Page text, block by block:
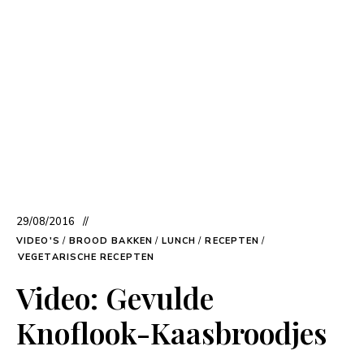
29/08/2016
VIDEO'S / BROOD BAKKEN / LUNCH / RECEPTEN /
VEGETARISCHE RECEPTEN
Video: Gevulde
Knoflook-Kaasbroodjes